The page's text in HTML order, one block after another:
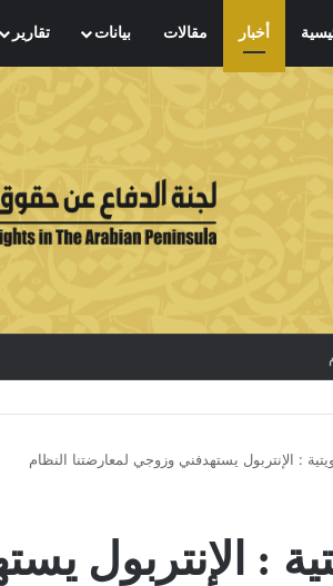
أخبار مقالات بيانات تقارير
: الإنتربول يستهدفني وزوجي لمعارضتنا النظام
: الإنتربول